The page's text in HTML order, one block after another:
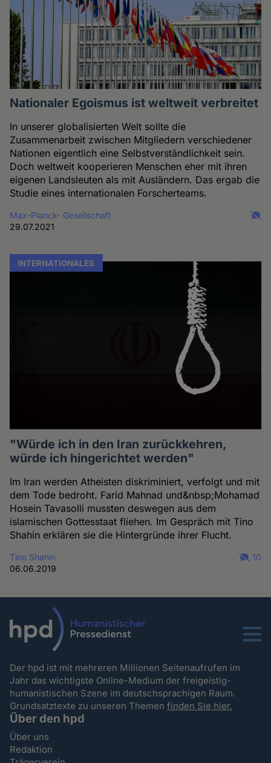
Nationaler Egoismus ist weltweit verbreitet
In unserer globalisierten Welt sollte die
Zusammenarbeit zwischen Mitgliedern verschiedener
Nationen eigentlich eine Selbstverständlichkeit sein.
Doch weltweit kooperieren Menschen eher mit ihren
eigenen Landsleuten als mit Ausländern. Das ergab die
Studie eines internationalen Forscherteams.
Max-Planck- Gesellschaft
29.07.2021
INTERNATIONALES
"Würde ich in den Iran zurückkehren,
würde ich hingerichtet werden"
Im Iran werden Atheisten diskriminiert, verfolgt und mit
dem Tode bedroht. Farid Mahnad und&nbsp;Mohamad
Hosein Tavasolli mussten deswegen aus dem
islamischen Gottesstaat fliehen. Im Gespräch mit Tino
Shahin erklären sie die Hintergründe ihrer Flucht.
Tino Shahin
06.06.2019
10
Menu
Der hpd ist mit mehreren Millionen Seitenaufrufen im
Jahr das wichtigste Online-Medium der freigeistig-
humanistischen Szene im deutschsprachigen Raum.
Grundsatztexte zu unseren Themenfinden Sie hier.
Über den hpd
Über uns
Redaktion